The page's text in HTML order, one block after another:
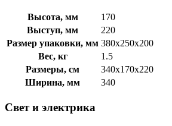
Высота, мм
170
Выступ, мм
220
Размер упаковки, мм 380x250x200
Вес, кг
1.5
Размеры, см
340x170x220
Ширина, мм
340
Свет и электрика